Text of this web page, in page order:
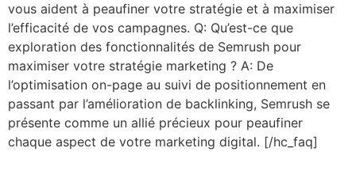
vous aident à peaufiner votre stratégie et à maximiser
l’efficacité de vos campagnes. Q: Qu’est-ce que
exploration des fonctionnalités de Semrush pour
maximiser votre stratégie marketing ? A: De
l’optimisation on-page au suivi de positionnement en
passant par l’amélioration de backlinking, Semrush se
présente comme un allié précieux pour peaufiner
chaque aspect de votre marketing digital. [/hc_faq]